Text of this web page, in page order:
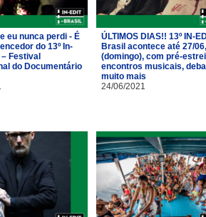
eu nunca perdi - É
do 13º In-
Festival
do Documentário
ÚLTIMOS DIAS!! 13º IN-
Brasil acontece até 27/06,
(domingo), com pré-
encontros musicais,
muito mais
24/06/2021